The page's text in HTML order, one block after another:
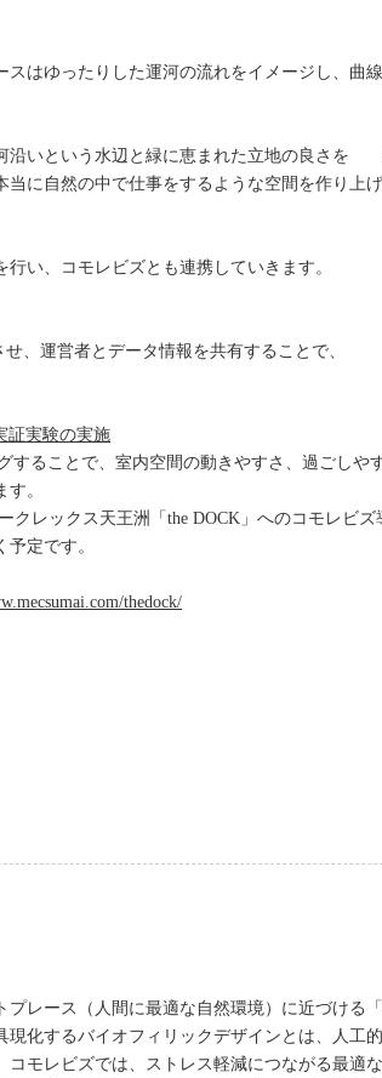
はゆったりした運河の流れをイメージし、曲
沿いという水辺と緑に恵まれた立地の良さ
に自然の中で仕事をするような空間を作り上
い、コモレビズとも連携していきます。
、運営者とデータ情報を共有することで、
証実験の実施
することで、室内空間の動きやすさ、過ごし
。
レックス天王洲「the DOCK」へのコモレビ
定です。
thedock/
レース（人間に最適な自然環境）に近づける
化するバイオフィリックデザインとは、人工
モレビズでは、ストレス軽減につながる最適